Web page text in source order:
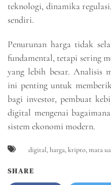
teknologi, dinamika
sendiri.
Penurunan harga tidak
fundamental, tetapi sering
yang lebih besar. Analisis
ini penting untuk
bagi investor, pembuat
digital mengenai
sistem ekonomi modern.
digital,harga,kripto,mata
SHARE